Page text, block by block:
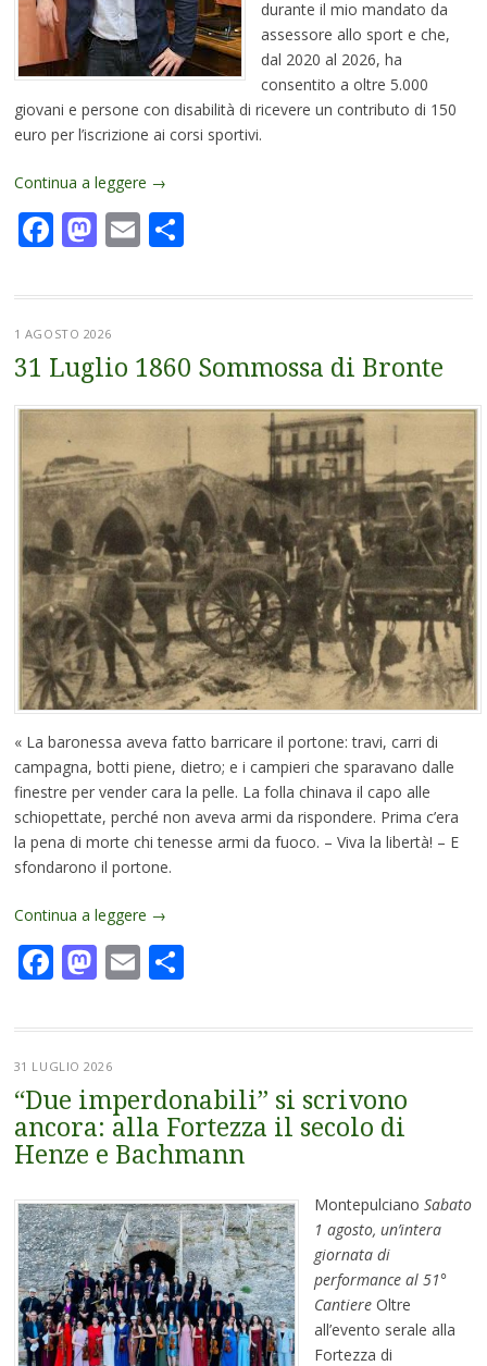
durante il mio mandato da
assessore allo sport e che,
dal 2020 al 2026, ha
consentito a oltre 5.000
giovani e persone con disabilità di ricevere un contributo di 150
euro per l’iscrizione ai corsi sportivi.
Continua a leggere →
Facebook
Mastodon
EmailCondividi
1 AGOSTO 2026
31 Luglio 1860 Sommossa di Bronte
« La baronessa aveva fatto barricare il portone: travi, carri di
campagna, botti piene, dietro; e i campieri che sparavano dalle
finestre per vender cara la pelle. La folla chinava il capo alle
schiopettate, perché non aveva armi da rispondere. Prima c’era
la pena di morte chi tenesse armi da fuoco. – Viva la libertà! – E
sfondarono il portone.
Continua a leggere →
Facebook
Mastodon
EmailCondividi
31 LUGLIO 2026
“Due imperdonabili” si scrivono
ancora: alla Fortezza il secolo di
Henze e Bachmann
Montepulciano Sabato
1 agosto, un’intera
giornata di
performance al 51°
CantiereOltre
all’evento serale alla
Fortezza di